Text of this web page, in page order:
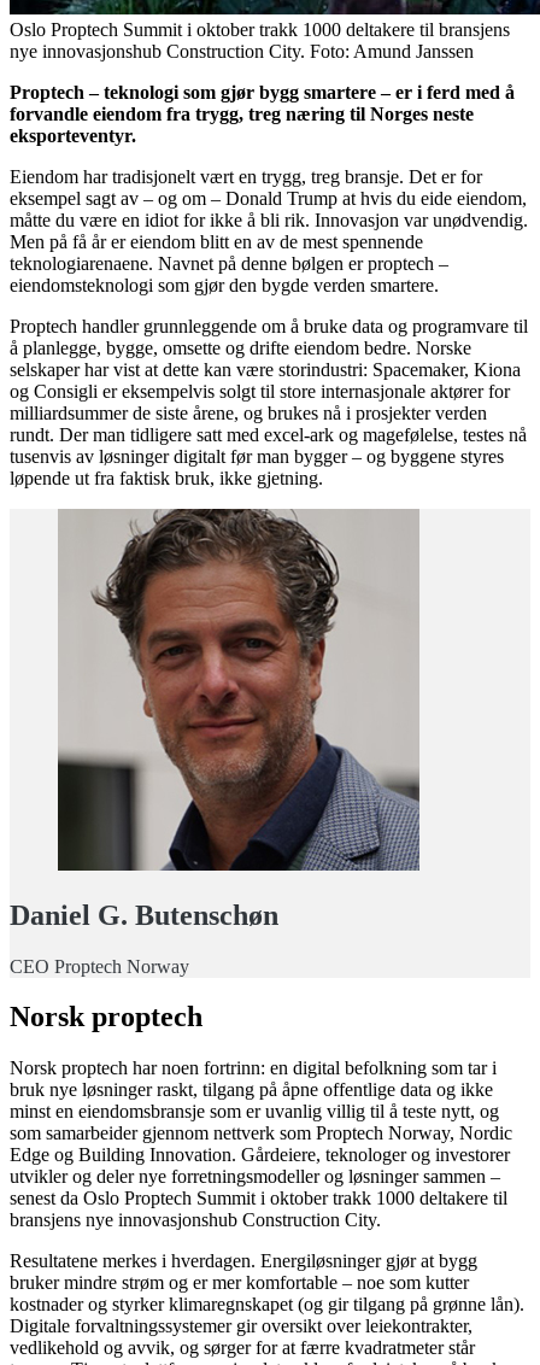
Oslo Proptech Summit i oktober trakk 1000 deltakere til bransjens
nye innovasjonshub Construction City. Foto: Amund Janssen
Proptech – teknologi som gjør bygg smartere – er i ferd med å
forvandle eiendom fra trygg, treg næring til Norges neste
eksporteventyr.
Eiendom har tradisjonelt vært en trygg, treg bransje. Det er for
eksempel sagt av – og om – Donald Trump at hvis du eide eiendom,
måtte du være en idiot for ikke å bli rik. Innovasjon var unødvendig.
Men på få år er eiendom blitt en av de mest spennende
teknologiarenaene. Navnet på denne bølgen er proptech –
eiendomsteknologi som gjør den bygde verden smartere.
Proptech handler grunnleggende om å bruke data og programvare til
å planlegge, bygge, omsette og drifte eiendom bedre. Norske
selskaper har vist at dette kan være storindustri: Spacemaker, Kiona
og Consigli er eksempelvis solgt til store internasjonale aktører for
milliardsummer de siste årene, og brukes nå i prosjekter verden
rundt. Der man tidligere satt med excel-ark og magefølelse, testes nå
tusenvis av løsninger digitalt før man bygger – og byggene styres
løpende ut fra faktisk bruk, ikke gjetning.
Daniel G. Butenschøn
CEO Proptech Norway
Norsk proptech
Norsk proptech har noen fortrinn: en digital befolkning som tar i
bruk nye løsninger raskt, tilgang på åpne offentlige data og ikke
minst en eiendomsbransje som er uvanlig villig til å teste nytt, og
som samarbeider gjennom nettverk som Proptech Norway, Nordic
Edge og Building Innovation. Gårdeiere, teknologer og investorer
utvikler og deler nye forretningsmodeller og løsninger sammen –
senest da Oslo Proptech Summit i oktober trakk 1000 deltakere til
bransjens nye innovasjonshub Construction City.
Resultatene merkes i hverdagen. Energiløsninger gjør at bygg
bruker mindre strøm og er mer komfortable – noe som kutter
kostnader og styrker klimaregnskapet (og gir tilgang på grønne lån).
Digitale forvaltningssystemer gir oversikt over leiekontrakter,
vedlikehold og avvik, og sørger for at færre kvadratmeter står